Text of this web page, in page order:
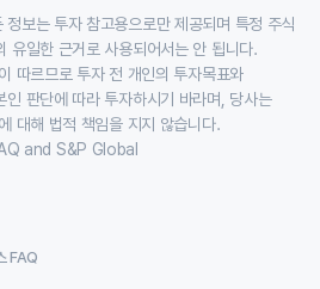
정보는 투자 참고용으로만 제공되며 특정 주식
유일한 근거로 사용되어서는 안 됩니다.
따르므로 투자 전 개인의 투자목표와
인 판단에 따라 투자하시기 바라며, 당사는
대해 법적 책임을 지지 않습니다.
and S&P Global
FAQ